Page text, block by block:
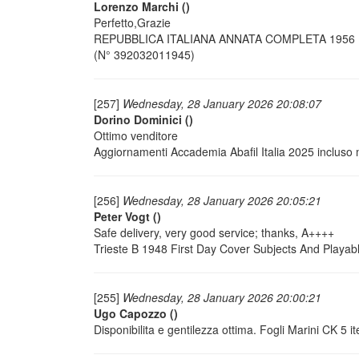
Lorenzo Marchi ()
Perfetto,Grazie
REPUBBLICA ITALIANA ANNATA COMPLETA
(N° 392032011945)
[257] Wednesday, 28 January 2026 20:08:07
Dorino Dominici ()
Ottimo venditore
Aggiornamenti Accademia Abafil Italia 2025
[256] Wednesday, 28 January 2026 20:05:21
Peter Vogt ()
Safe delivery, very good service; thanks, A++++
Trieste B 1948 First Day Cover Subjects And
[255] Wednesday, 28 January 2026 20:00:21
Ugo Capozzo ()
Disponibilita e gentilezza ottima. Fogli Marini CK 5